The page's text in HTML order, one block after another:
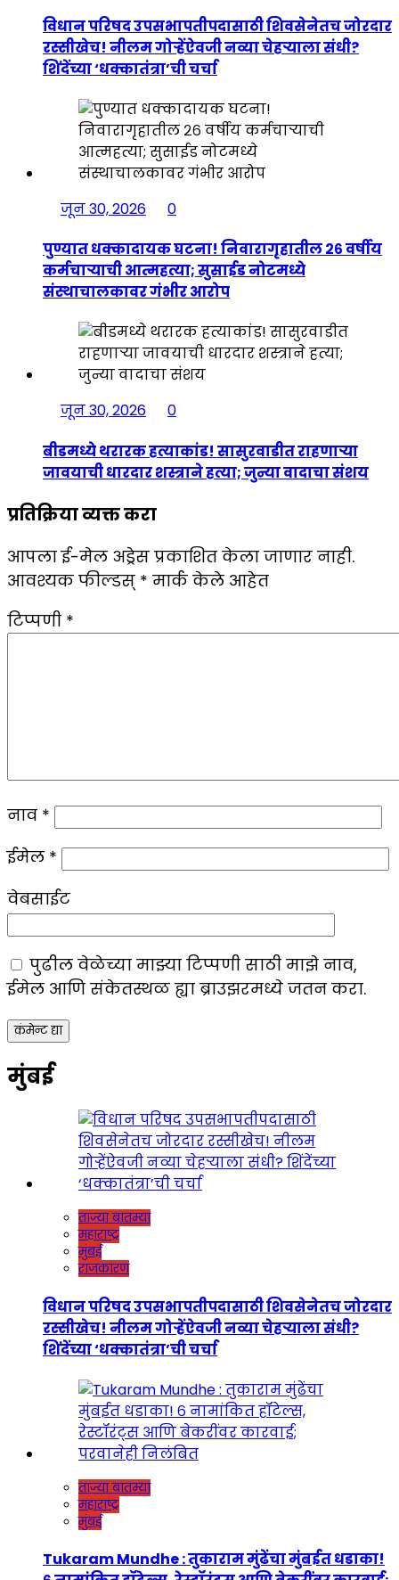
विधान परिषद उपसभापतीपदासाठी शिवसेनेतच जोरदार
रस्सीखेच! नीलम गोऱ्हेंऐवजी नव्या चेहऱ्याला संधी?
शिंदेंच्या ‘धक्कातंत्रा’ची चर्चा
जून 30, 2026
0
पुण्यात धक्कादायक घटना! निवारागृहातील २६ वर्षीय
कर्मचाऱ्याची आत्महत्या; सुसाईड नोटमध्ये
संस्थाचालकावर गंभीर आरोप
जून 30, 2026
0
बीडमध्ये थरारक हत्याकांड! सासुरवाडीत राहणाऱ्या
जावयाची धारदार शस्त्राने हत्या; जुन्या वादाचा संशय
प्रतिक्रिया व्यक्त करा
आपला ई-मेल अड्रेस प्रकाशित केला जाणार नाही.
आवश्यक फील्डस् * मार्क केले आहेत
टिप्पणी *
नाव *
ईमेल *
वेबसाईट
पुढील वेळेच्या माझ्या टिप्पणी साठी माझे नाव,
ईमेल आणि संकेतस्थळ ह्या ब्राउझरमध्ये जतन करा.
मुंबई
ताज्या बातम्या
महाराष्ट्र
मुंबई
राजकारण
विधान परिषद उपसभापतीपदासाठी शिवसेनेतच जोरदार
रस्सीखेच! नीलम गोऱ्हेंऐवजी नव्या चेहऱ्याला संधी?
शिंदेंच्या ‘धक्कातंत्रा’ची चर्चा
ताज्या बातम्या
महाराष्ट्र
मुंबई
Tukaram Mundhe : तुकाराम मुंढेंचा मुंबईत धडाका!